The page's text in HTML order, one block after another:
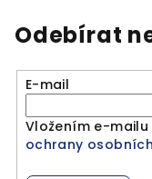
Odebírat
E-mail
Vložením e-
ochrany